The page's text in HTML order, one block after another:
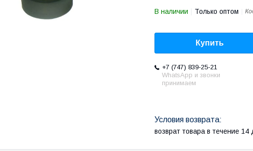
В наличии Только оптом
Купить
+7 (747) 839-25-21
WhatsApp и звонки
принимаем
возврат товара в течение 14